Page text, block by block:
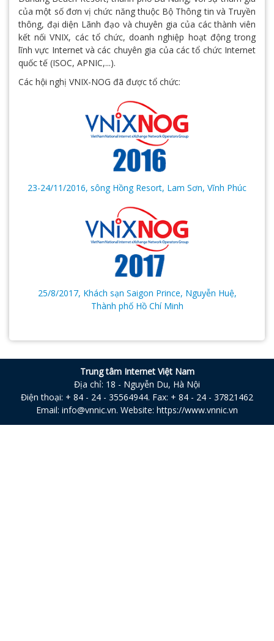
của một số đơn vị chức năng thuộc Bộ Thông tin và Truyền
thông, đại diện Lãnh đạo và chuyên gia của các thành viên
kết nối VNIX, các tổ chức, doanh nghiệp hoạt động trong
lĩnh vực Internet và các chuyên gia của các tổ chức Internet
quốc tế (ISOC, APNIC,...).
Các hội nghị VNIX-NOG đã được tổ chức:
23-24/11/2016, sông Hồng Resort, Lam Sơn, Vĩnh Phúc
25/8/2017, Khách sạn Saigon Prince, Nguyễn Huệ,
Thành phố Hồ Chí Minh
Trung tâm Internet Việt Nam
Địa chỉ: 18 - Nguyễn Du, Hà Nội
Điện thoại: + 84 - 24 - 35564944. Fax: + 84 - 24 - 37821462
Email: info@vnnic.vn. Website: https://www.vnnic.vn